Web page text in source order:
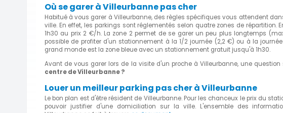
Où se garer à Villeurbanne pas cher
Habitué à vous garer à Villeurbanne, des règles spécifiques vous attendent
ville. En effet, les parkings sont réglementés selon quatre zones de
1h30 au prix 2 €/h. La zone 2 permet de se garer un peu plus longtemps
possible de profiter d'un stationnement à la 1/2 journée (2,2 €) ou à la
grand monde est la zone bleue avec un stationnement gratuit jusqu'à 1h30.
Avant de vous garer lors de la visite d'un proche à Villeurbanne, une question
centre de Villeurbanne ?
Louer un meilleur parking pas cher à Villeurbanne
Le bon plan est d'être résident de Villeurbanne. Pour les chanceux le prix du
pouvoir justifier d'une domiciliation sur la ville. L'ensemble des